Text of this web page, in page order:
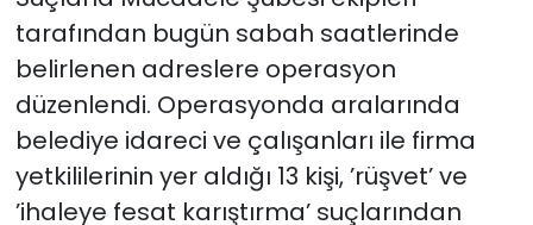
tarafından bugün sabah saatlerinde
belirlenen adreslere operasyon
düzenlendi. Operasyonda aralarında
belediye idareci ve çalışanları ile firma
yetkililerinin yer aldığı 13 kişi, ’rüşvet’ ve
’ihaleye fesat karıştırma’ suçlarından